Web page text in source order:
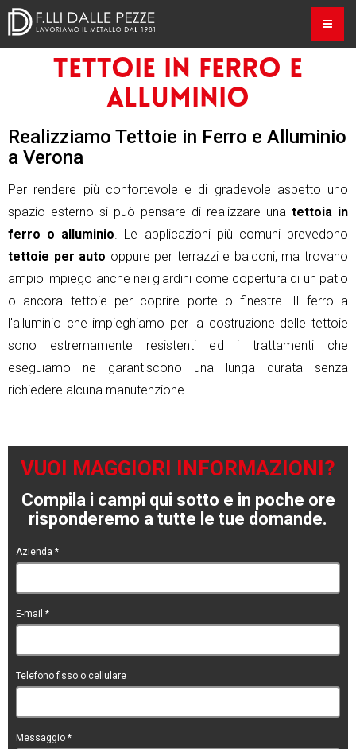
Tettoie in Ferro e
Alluminio
Realizziamo Tettoie in Ferro e Alluminio
a Verona
Per rendere più confortevole e di gradevole aspetto uno
spazio esterno si può pensare di realizzare una tettoia in
ferro o alluminio. Le applicazioni più comuni prevedono
tettoie per auto oppure per terrazzi e balconi, ma trovano
ampio impiego anche nei giardini come copertura di un patio
o ancora tettoie per coprire porte o finestre. Il ferro a
l'alluminio che impieghiamo per la costruzione delle tettoie
sono estremamente resistenti ed i trattamenti che
eseguiamo ne garantiscono una lunga durata senza
richiedere alcuna manutenzione.
VUOI MAGGIORI INFORMAZIONI?
Compila i campi qui sotto e in poche ore
risponderemo a tutte le tue domande.
Azienda *
E-mail *
Telefono fisso o cellulare
Messaggio *